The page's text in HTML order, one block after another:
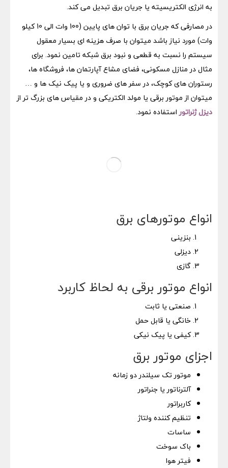
به انرژی الکتریسیته یا جریان برق تبدیل می کند.
در مصارفی که جریان برق با توان های پایین (100 وات الی 10 کیلو
وات) مورد نیاز باشد میتوان با صرف هزینه ای بسیار معقول
سیستم را نسبت به قطعی و نبود برق شبکه تامین نمود. برای
مثال در منازل مسکونی، فضای مشاع آپارتمان ها، فروشگاه ها،
رستوران های کوچک، در سفر های ضروری و یا پیک نیک ها و …
میتوان از موتور برقی یا مولد الکتریکی و در مقیاس های بزرگ تر از
دیزل ژنراتوراستفاده نمود.
انواع موتورهای برق
بنزینی
دیزلی
گازی
انواع موتور برقی به لحاظ کاربرد
صنعتی یا ثابت
خانگی یا قابل حمل
کیفی یا پیک نیکی
اجزای موتور برق
موتور تک سیلندر دو زمانه
آلترناتور یا جنراتور
کاربراتور
تنظیم کننده ولتاژ
ساسات
باک سوخت
فیتر هوا